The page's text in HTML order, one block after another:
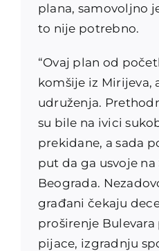
plana, samovoljno
to nije potrebno.
“Ovaj plan od
komšije iz Mirijeva,
udruženja.
su bile na ivici
prekidane, a sada
put da ga usvoje
Beograda.
građani čekaju
proširenje Bulevara
pijace, izgradnju